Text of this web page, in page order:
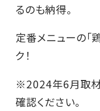
るのも納得。
定番メニューの「
ク！
※2024年6月取材
確認ください。